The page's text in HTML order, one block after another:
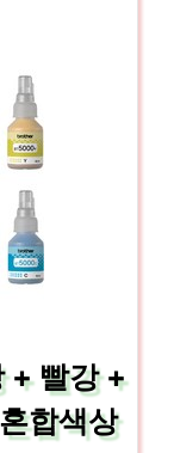
+ 빨강 +
합색상